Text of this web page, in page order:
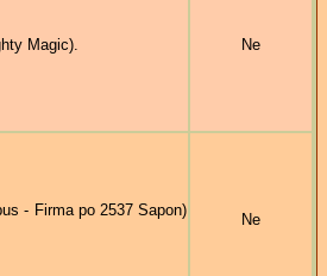
Magic). Ne
- Firma po 2537 Sapon)
Ne